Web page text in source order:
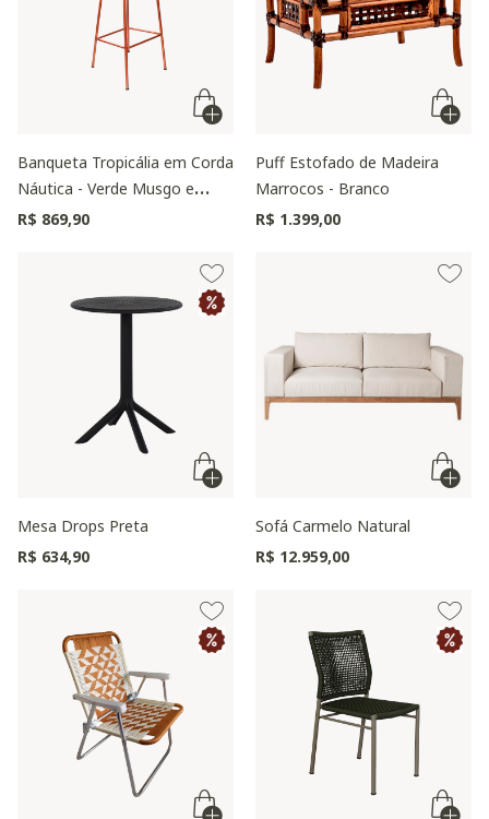
Banqueta Tropicália em Corda
Náutica - Verde Musgo e
Cobre
R$ 869,90
Puff Estofado de Madeira
Marrocos - Branco
R$ 1.399,00
Mesa Drops Preta
R$ 634,90
Sofá Carmelo Natural
R$ 12.959,00